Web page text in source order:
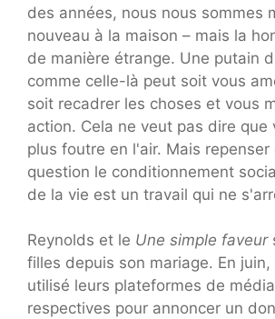
des années, nous nous sommes
nouveau à la maison – mais la
de manière étrange. Une putain
comme celle-là peut soit vous
soit recadrer les choses et vous
action. Cela ne veut pas dire que
plus foutre en l'air. Mais
question le conditionnement
de la vie est un travail qui ne
Reynolds et le Une simple faveur
filles depuis son mariage. En juin,
utilisé leurs plateformes de
respectives pour annoncer un